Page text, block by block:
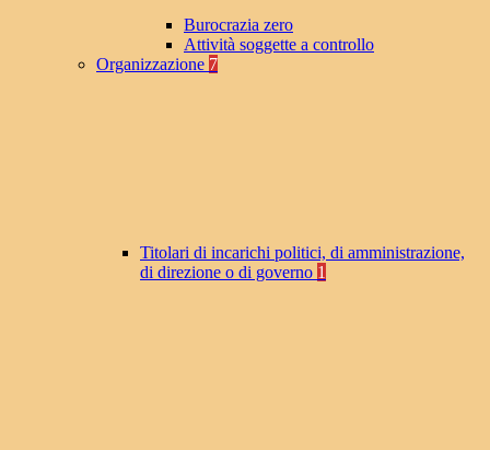
Burocrazia zero
Attività soggette a controllo
Organizzazione 7
Titolari di incarichi politici, di amministrazione,
di direzione o di governo 1